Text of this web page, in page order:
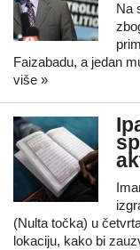
Na
Faizabadu, a jedan
više »
(Nulta točka) u
lokaciju, kako bi